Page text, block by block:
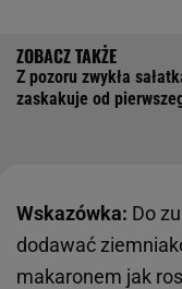
Z pozoru zwykła
zaskakuje od
Wskazówka: Do
dodawać
makaronem jak